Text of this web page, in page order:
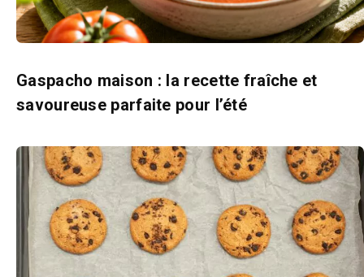
Gaspacho maison : la recette fraîche et
savoureuse parfaite pour l’été